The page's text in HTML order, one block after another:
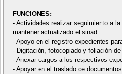
FUNCIONES:
- Actividades realizar seguimiento a
mantener actualizado el sinad.
- Apoyo en el registro expedientes
- Digitación, fotocopiado y foliación
- Anexar cargos a los respectivos
- Apoyar en el traslado de